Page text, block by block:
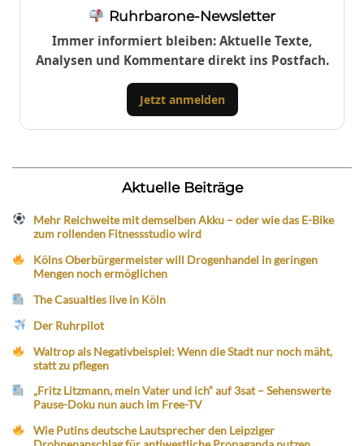
Ruhrbarone-Newsletter
Immer informiert bleiben: Aktuelle Texte,
Analysen und Kommentare direkt ins Postfach.
Jetzt anmelden
Aktuelle Beiträge
Mehr Reichweite mit demselben Akku – oder wie das E-Bike
zum rollenden Fitnessstudio wird
Kölns Oberbürgermeister will Drogenhandel in geringen
Mengen noch ermöglichen
The Casualties live in Köln
Der Ruhrpilot
Waltrop als Negativbeispiel: Wenn die Stadt nur noch mäht,
statt zu pflegen
„Fritz Litzmann, mein Vater und ich“ auf 3sat – Sehenswerte
Pause-Doku nun auch im Free-TV
Wie Putins deutsche Lautsprecher den Leipziger